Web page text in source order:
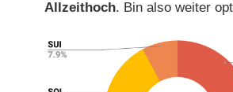
Allzeithoch. Bin also weiter